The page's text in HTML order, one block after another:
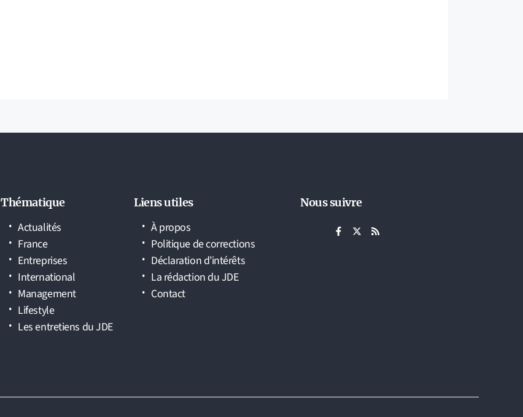
Thématique
Actualités
France
Entreprises
International
Management
Lifestyle
Les entretiens du JDE
Liens utiles
À propos
Politique de corrections
Déclaration d’intérêts
La rédaction du JDE
Contact
Nous suivre